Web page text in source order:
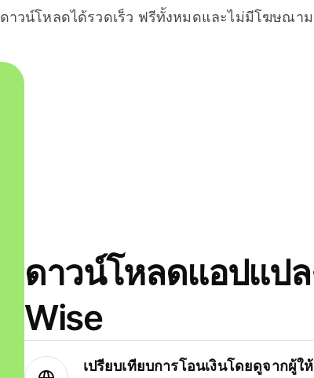
ดาวน์โหลดได้รวดเร็ว ฟรีทั้งหมดและไม่มีโฆษณาม
ดาวน์โหลดแอปแปล
Wise
เปรียบเทียบการโอนเงินโดยดูจากผู้ใ